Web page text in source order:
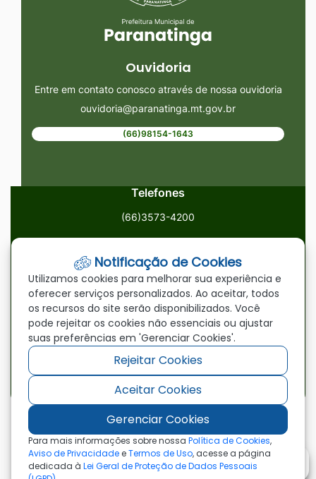
Ouvidoria
Entre em contato conosco através de nossa ouvidoria
ouvidoria@paranatinga.mt.gov.br
(66)98154-1643
Telefones
(66)3573-4200
ouvidoria@paranatinga.mt.gov.br
Localização
Av. Brasil, 1900, Centro, Paranatinga/MT, 78870-000
Redes Sociais
Acessar
a
Rede
Social
Acessar
a
Rede
Social
Acessar
a
Rede
Social
©2026 - Prefeitura Municipal de Paranatinga - MT
- Todos os direitos reservados
Notificação de Cookies
Utilizamos cookies para melhorar sua experiência e
oferecer serviços personalizados. Ao aceitar, todos
os recursos do site serão disponibilizados. Você
pode rejeitar os cookies não essenciais ou ajustar
suas preferências em 'Gerenciar Cookies'.
Rejeitar Cookies
Aceitar Cookies
Gerenciar Cookies
Para mais informações sobre nossa Política de Cookies,
Aviso de PrivacidadeeTermos de Uso, acesse a página
dedicada à Lei Geral de Proteção de Dados Pessoais